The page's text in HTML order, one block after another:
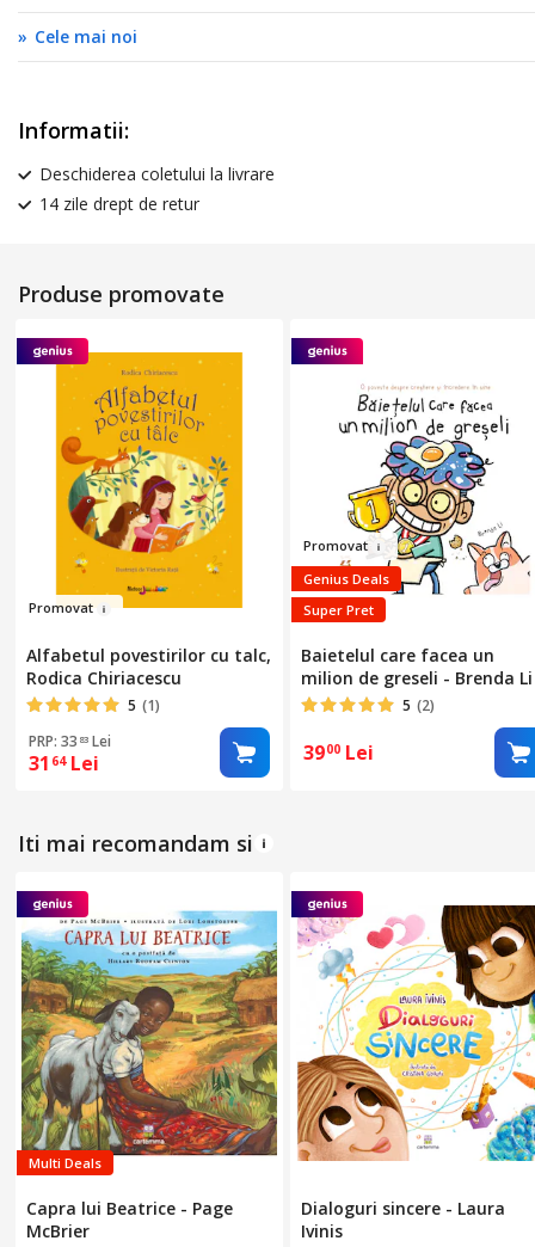
Informatii:
Deschiderea coletului la livrare
14 zile drept de retur
Cele mai noi
Produse promovate
Promovat
Alfabetul povestirilor cu talc,
Rodica Chiriacescu
5 (1)
PRP: 33 83 Lei
31 64 Lei
Promovat
Genius Deals
Super Pret
Baietelul care facea un
milion de greseli - Brenda Li
5 (2)
3900 Lei
Iti mai recomandam si
Multi Deals
Capra lui Beatrice - Page
McBrier
Dialoguri sincere - Laura
Ivinis